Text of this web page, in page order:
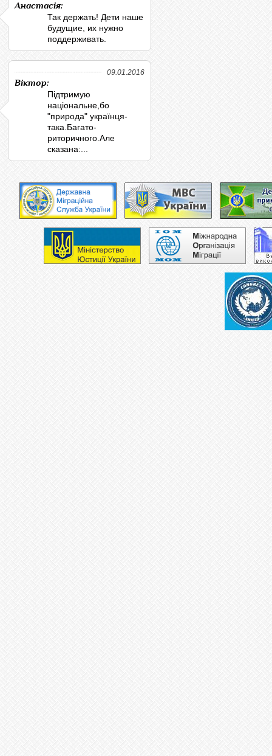
Анастасія:
Так держать! Дети наше
будущие, их нужно
поддерживать.
09.01.2016
Віктор:
Підтримую
національне,бо
"природа" українця-
така.Багато-
риторичного.Але
сказана:...